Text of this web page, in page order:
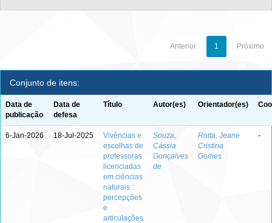
Anterior 1 Próximo
Conjunto de itens:
Data de
publicação
Data de
defesa
Título Autor(es) Orientador(es)
6-Jan-2026 18-Jul-2025
Vivências e
escolhas de
professoras
licenciadas
em ciências
naturais :
percepções
e
articulações
Souza,
Cássia
Gonçalves
de
Rotta, Jeane
Cristina
Gomes
-